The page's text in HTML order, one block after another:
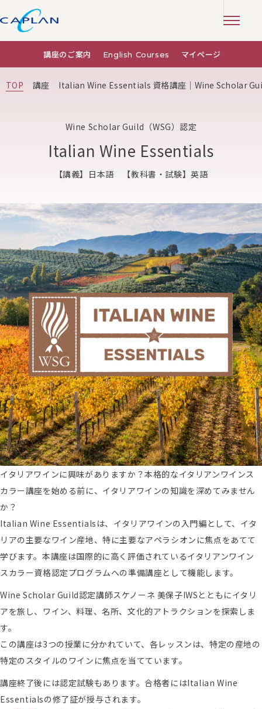
講座のご案内 English Courses マイページ
TOP 講座 Italian Wine Essentials 資格講座｜Wine Scholar
Wine Scholar Guild（WSG）認定
Italian Wine Essentials
【講義】日本語 【教科書・試験】英語
イタリアワインに興味がありますか？本格的なイタリアンワインス
カラー講座を始める前に、イタリアワインの知識を深めてみません
か？
Italian Wine Essentialsは、イタリアワインの入門編として、イタ
リアの主要なワイン産地、特に主要なアペラシオンに焦点をあてて
学びます。本講座は国際的に高く評価されているイタリアンワイン
スカラー資格認定プログラムへの準備講座として機能します。
Wine Scholar Guild認定講師スケノーネ 美保子IWSとともにイタリ
アを旅し、ワイン、料理、名所、文化的アトラクションを探索しま
す。
この講座は3つの授業に分かれていて、各レッスンは、特定の産地の
特定のスタイルのワインに焦点を当てています。
講座終了後には認定試験もあります。合格者にはItalian Wine
Essentialsの修了証が授与されます。